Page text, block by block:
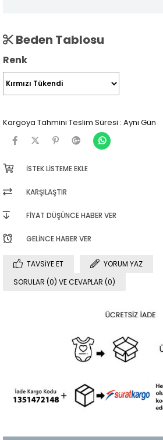
Beden Tablosu
Renk
Kargoya Tahmini Teslim Süresi : Aynı Gün
İSTEK LISTEME EKLE
KARŞILAŞTIR
FIYAT DÜŞÜNCE HABER VER
GELINCE HABER VER
TAVSIYE ET
YORUM YAZ
SORULAR (0) VE CEVAPLAR (0)